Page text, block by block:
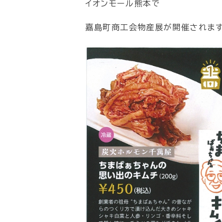
イオンモール熊本で
嘉島町商工会物産展が開催されま